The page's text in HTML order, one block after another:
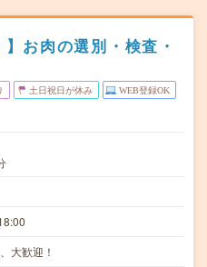
お肉の選別・検査・
土日祝日が休み WEB登録OK
大歓迎！